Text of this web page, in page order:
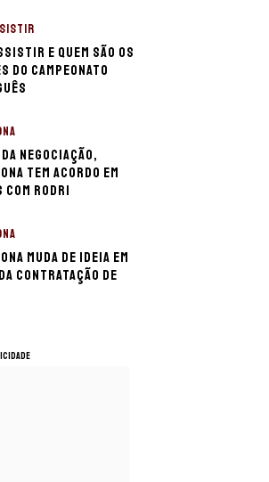
e quem são os
do Campeonato
negociação,
tem acordo em
Rodri
muda de ideia em
contratação de